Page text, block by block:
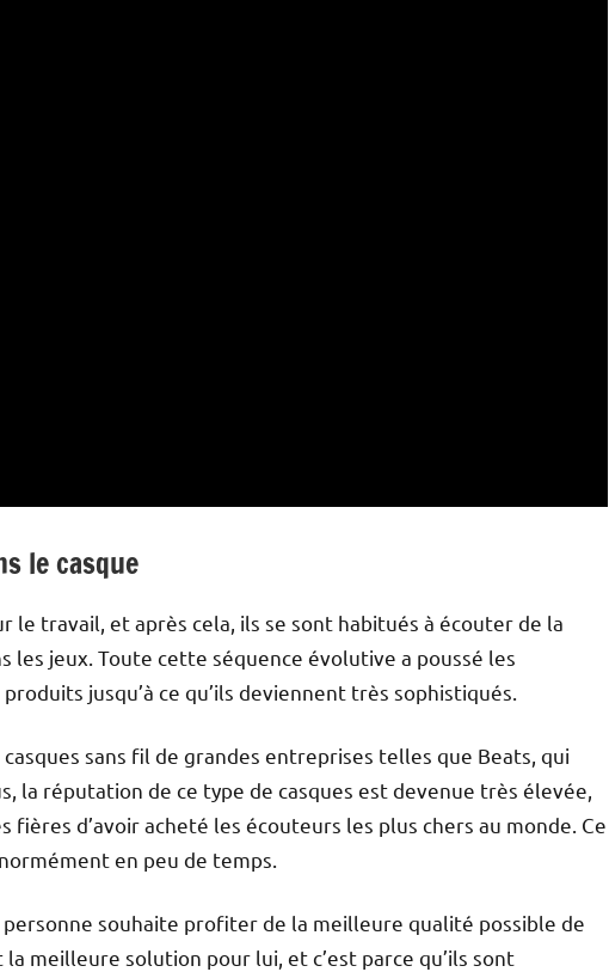
le casque
le travail, et après cela, ils se sont habitués à écouter de la
les jeux. Toute cette séquence évolutive a poussé les
jusqu’à ce qu’ils deviennent très sophistiqués.
sans fil de grandes entreprises telles que Beats, qui
la réputation de ce type de casques est devenue très élevée,
fières d’avoir acheté les écouteurs les plus chers au monde. Ce
en peu de temps.
personne souhaite profiter de la meilleure qualité possible de
meilleure solution pour lui, et c’est parce qu’ils sont